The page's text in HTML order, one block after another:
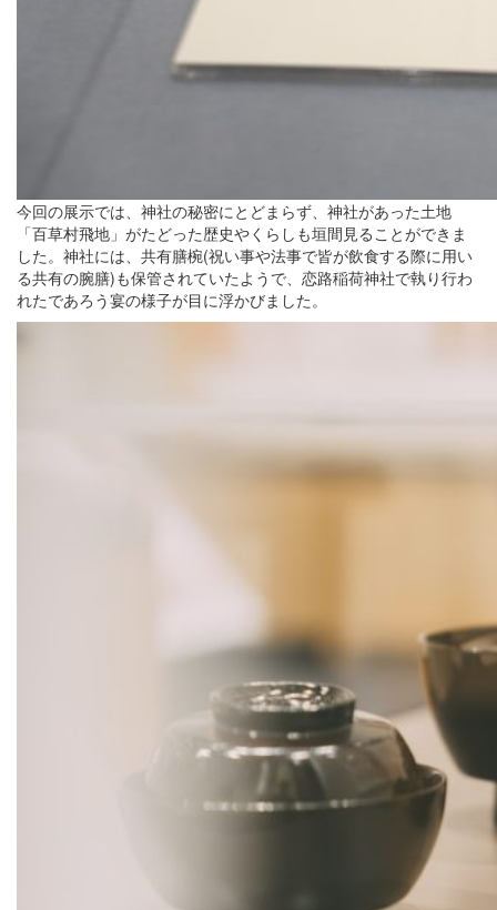
今回の展示では、神社の秘密にとどまらず、神社があった土地
「百草村飛地」がたどった歴史やくらしも垣間見ることができま
した。神社には、共有膳椀(祝い事や法事で皆が飲食する際に用い
る共有の腕膳)も保管されていたようで、恋路稲荷神社で執り行わ
れたであろう宴の様子が目に浮かびました。